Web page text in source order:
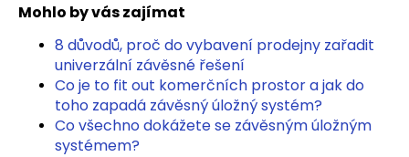
Mohlo by vás zajímat
8 důvodů, proč do vybavení prodejny zařadit
univerzální závěsné řešení
Co je to fit out komerčních prostor a jak do
toho zapadá závěsný úložný systém?
Co všechno dokážete se závěsným úložným
systémem?